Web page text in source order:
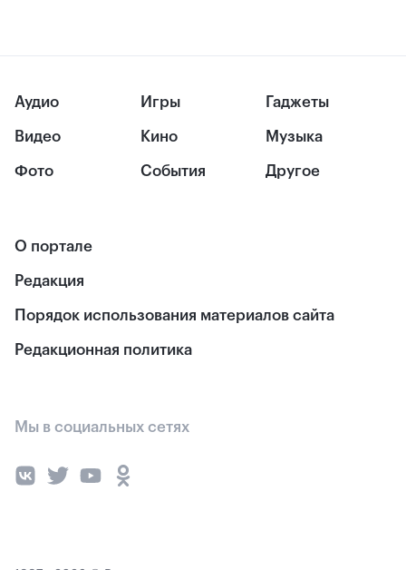
Аудио
Видео
Фото
Игры
Кино
События
Гаджеты
Музыка
Другое
О портале
Редакция
Порядок использования материалов сайта
Редакционная политика
Мы в социальных сетях